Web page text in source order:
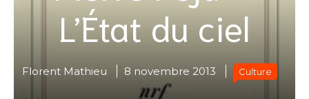
L’État du ciel
Florent Mathieu 8 novembre 2013 Culture